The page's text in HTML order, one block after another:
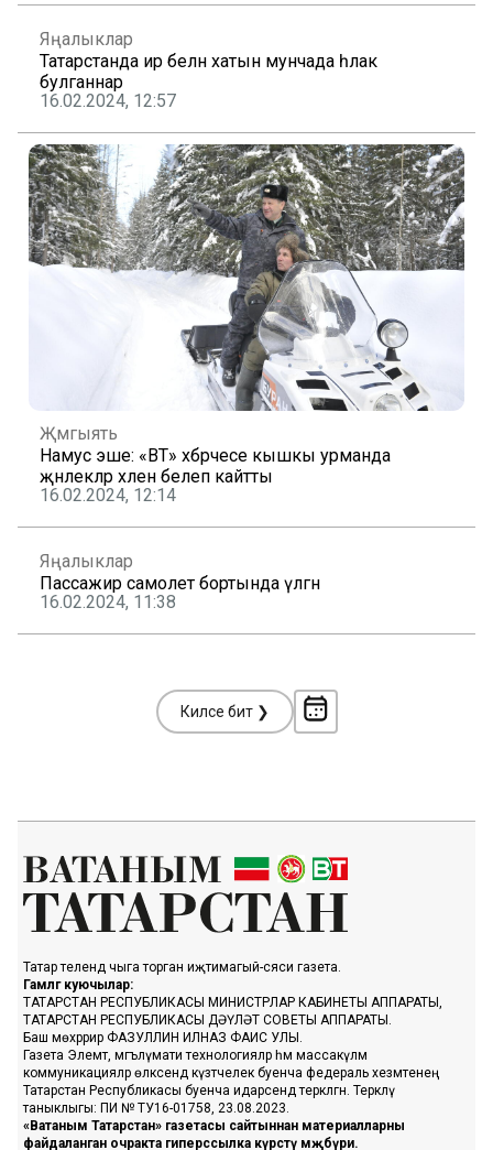
Яңалыклар
Татарстанда ир белән хатын мунчада һәлак
булганнар
16.02.2024, 12:57
Җәмгыять
Намус эше: «ВТ» хәбәрчесе кышкы урманда
җәнлекләр хәлен белеп кайтты
16.02.2024, 12:14
Яңалыклар
Пассажир самолет бортында үлгән
16.02.2024, 11:38
Киләсе бит ❯
Татар телендә чыга торган иҗтимагый-сәяси газета.
Гамәлгә куючылар:
ТАТАРСТАН РЕСПУБЛИКАСЫ МИНИСТРЛАР КАБИНЕТЫ АППАРАТЫ,
ТАТАРСТАН РЕСПУБЛИКАСЫ ДӘҮЛӘТ СОВЕТЫ АППАРАТЫ.
Баш мөхәррир ФАЗУЛЛИН ИЛНАЗ ФАИС УЛЫ.
Газета Элемтә, мәгълүмати технологияләр һәм массакүләм
коммуникацияләр өлкәсендә күзәтчелек буенча федераль хезмәтенең
Татарстан Республикасы буенча идарәсендә теркәлгән. Теркәлү
таныклыгы: ПИ № ТУ16-01758, 23.08.2023.
«Ватаным Татарстан» газетасы сайтыннан материалларны
файдаланган очракта гиперссылка күрсәтү мәҗбүри.